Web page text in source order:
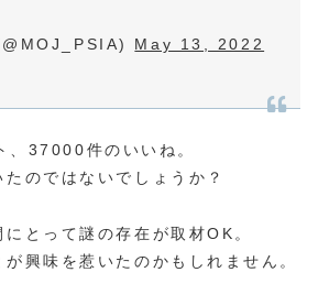
May 13, 2022
37000件のいいね。
のではないでしょうか？
にとって謎の存在が取材OK。
興味を惹いたのかもしれません。